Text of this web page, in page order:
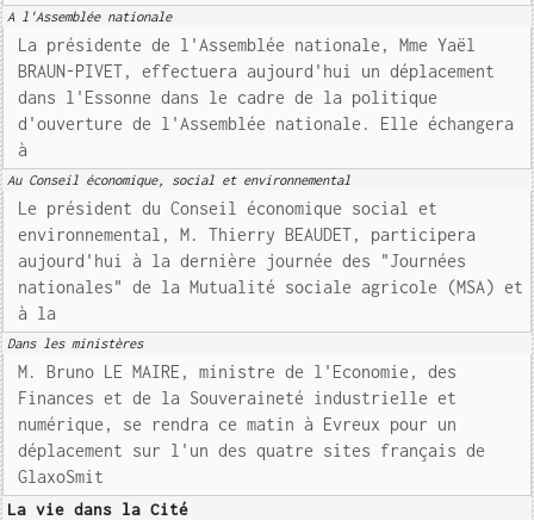
A l'Assemblée nationale
La présidente de l'Assemblée nationale, Mme Yaël
BRAUN-PIVET, effectuera aujourd'hui un déplacement
dans l'Essonne dans le cadre de la politique
d'ouverture de l'Assemblée nationale. Elle échangera
à
Au Conseil économique, social et environnemental
Le président du Conseil économique social et
environnemental, M. Thierry BEAUDET, participera
aujourd'hui à la dernière journée des "Journées
nationales" de la Mutualité sociale agricole (MSA) et
à la
Dans les ministères
M. Bruno LE MAIRE, ministre de l'Economie, des
Finances et de la Souveraineté industrielle et
numérique, se rendra ce matin à Evreux pour un
déplacement sur l'un des quatre sites français de
GlaxoSmit
La vie dans la Cité